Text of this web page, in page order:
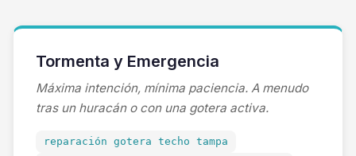
Tormenta y Emergencia
Máxima intención, mínima paciencia. A menudo
tras un huracán o con una gotera activa.
reparación gotera techo tampa